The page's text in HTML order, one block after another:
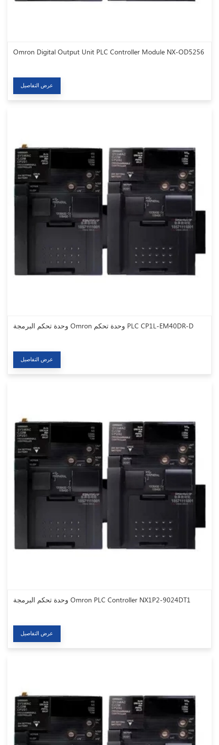
Omron Digital Output Unit PLC Controller Module NX-OD5256
عرض التفاصيل
وحدة تحكم البرمجة Omron وحدة تحكم PLC CP1L-EM40DR-D
عرض التفاصيل
وحدة تحكم البرمجة Omron PLC Controller NX1P2-9024DT1
عرض التفاصيل